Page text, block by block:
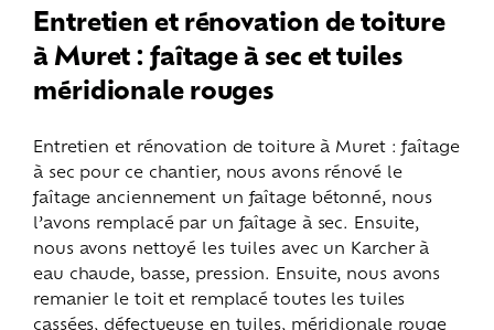
Entretien et rénovation de toiture
à Muret : faîtage à sec et tuiles
méridionale rouges
Entretien et rénovation de toiture à Muret : faîtage
à sec pour ce chantier, nous avons rénové le
faîtage anciennement un faîtage bétonné, nous
l’avons remplacé par un faîtage à sec. Ensuite,
nous avons nettoyé les tuiles avec un Karcher à
eau chaude, basse, pression. Ensuite, nous avons
remanier le toit et remplacé toutes les tuiles
cassées, défectueuse en tuiles, méridionale rouge